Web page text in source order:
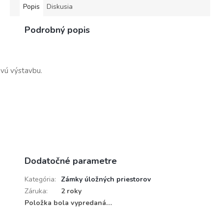
Popis Diskusia
Podrobný popis
výstavbu.
Dodatočné parametre
Kategória:
Zámky úložných priestorov
Záruka:
2 roky
Položka bola vypredaná…